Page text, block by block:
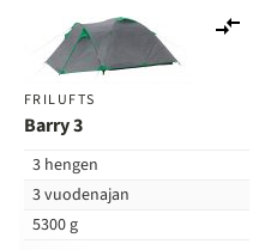
FRILUFTS
Barry 3
3 hengen
3 vuodenajan
5300 g